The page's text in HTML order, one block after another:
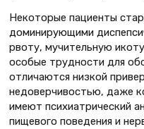
Некоторые пациенты
доминирующими
рвоту, мучительную
особые трудности для
отличаются низкой
недоверчивостью, даже
имеют психиатрический
пищевого поведения и